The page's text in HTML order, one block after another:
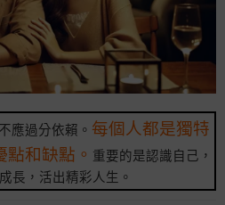
應過分依賴。 每個人都是獨特
和缺點。 重要的是認識自己，
長，活出精彩人生。